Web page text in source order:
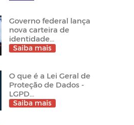
Governo federal lança
nova carteira de
identidade...
Saiba mais
O que é a Lei Geral de
Proteção de Dados -
LGPD...
Saiba mais